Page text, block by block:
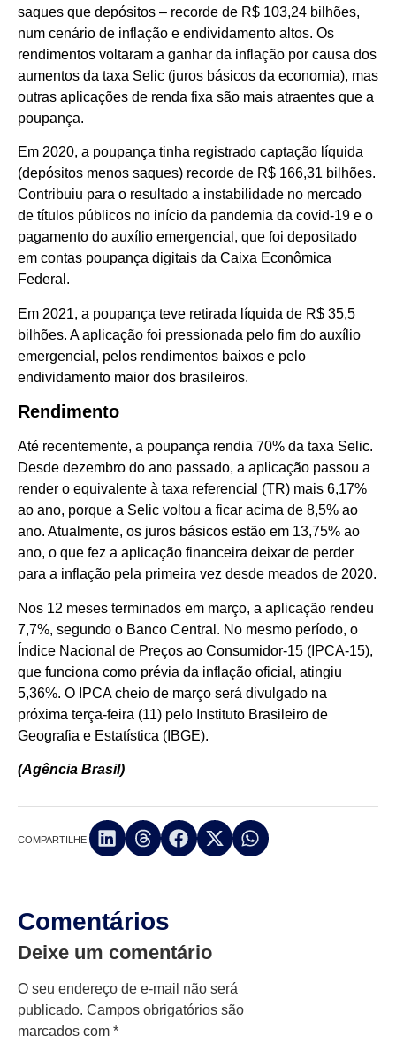
saques que depósitos – recorde de R$ 103,24 bilhões,
num cenário de inflação e endividamento altos. Os
rendimentos voltaram a ganhar da inflação por causa dos
aumentos da taxa Selic (juros básicos da economia), mas
outras aplicações de renda fixa são mais atraentes que a
poupança.
Em 2020, a poupança tinha registrado captação líquida
(depósitos menos saques) recorde de R$ 166,31 bilhões.
Contribuiu para o resultado a instabilidade no mercado
de títulos públicos no início da pandemia da covid-19 e o
pagamento do auxílio emergencial, que foi depositado
em contas poupança digitais da Caixa Econômica
Federal.
Em 2021, a poupança teve retirada líquida de R$ 35,5
bilhões. A aplicação foi pressionada pelo fim do auxílio
emergencial, pelos rendimentos baixos e pelo
endividamento maior dos brasileiros.
Rendimento
Até recentemente, a poupança rendia 70% da taxa Selic.
Desde dezembro do ano passado, a aplicação passou a
render o equivalente à taxa referencial (TR) mais 6,17%
ao ano, porque a Selic voltou a ficar acima de 8,5% ao
ano. Atualmente, os juros básicos estão em 13,75% ao
ano, o que fez a aplicação financeira deixar de perder
para a inflação pela primeira vez desde meados de 2020.
Nos 12 meses terminados em março, a aplicação rendeu
7,7%, segundo o Banco Central. No mesmo período, o
Índice Nacional de Preços ao Consumidor-15 (IPCA-15),
que funciona como prévia da inflação oficial, atingiu
5,36%. O IPCA cheio de março será divulgado na
próxima terça-feira (11) pelo Instituto Brasileiro de
Geografia e Estatística (IBGE).
(Agência Brasil)
COMPARTILHE:
Comentários
Deixe um comentário
O seu endereço de e-mail não será
publicado. Campos obrigatórios são
marcados com *